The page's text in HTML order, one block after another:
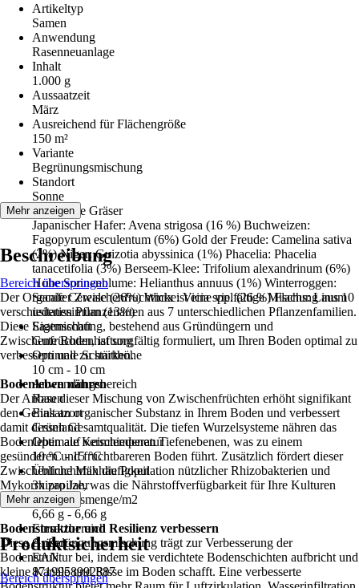
Artikeltyp
Samen
Anwendung
Rasenneuanlage
Inhalt
1.000 g
Aussaatzeit
März
Ausreichend für Flächengröße
150 m²
Variante
Begrünungsmischung
Standort
Sonne
Enthaltene Gräser
Japanischer Hafer: Avena strigosa (16 %) Buchweizen:
Fagopyrum esculentum (6%) Gold der Freude: Camelina sativa
(2%) Niger: Guizotia abyssinica (1%) Phacelia: Phacelia
tanacetifolia (3%) Berseem-Klee: Trifolium alexandrinum (6%)
Hohe Sonnenblume: Helianthus annuus (1%) Winterroggen:
Secale Cereale (26%) Wicke: Vicia spp. (26 %) Flachs: Linum
usitatissimum (13%)
Eigenschaft
Gute Bodenhaftung
Optimale Schnitthöhe
10 cm - 10 cm
Anwendungsbereich
Rasen
Einsatzort
Grünland
Optimale Keimtemperatur
10 °C - 15 °C
Übliche Mähhäufigkeit
3x pro Jahr
Aufwandsmenge/m2
6,66 g - 6,66 g
Einsatzbereich
Außen
EAN
8719958992887
Mehr anzeigen
Beschreibung
Bereich überspringen
Der Organifer Zwischenfruchtmix ist eine vielfältige Mischung aus 10
verschiedenen Pflanzenarten aus 7 unterschiedlichen Pflanzenfamilien.
Diese Saatmischung, bestehend aus Gründüngern und
Zwischenfrüchten, ist sorgfältig formuliert, um Ihren Boden optimal zu
verbessern und zu stärken.
Bodenleben nähren
Der Anbau dieser Mischung von Zwischenfrüchten erhöht signifikant
den Gehalt an organischer Substanz in Ihrem Boden und verbessert
damit dessen Gesamtqualität. Die tiefen Wurzelsysteme nähren das
Bodenleben auf verschiedenen Tiefenebenen, was zu einem
gesünderen und fruchtbareren Boden führt. Zusätzlich fördert dieser
Zwischenfruchtmix die Population nützlicher Rhizobakterien und
Mykorrhizapilze, was die Nährstoffverfügbarkeit für Ihre Kulturen
verbessert.
Bodenstruktur und Resilienz verbessern
Diese Gründüngungsmischung trägt zur Verbesserung der
Bodenstruktur bei, indem sie verdichtete Bodenschichten aufbricht und
kleine Kanäle und Risse im Boden schafft. Eine verbesserte
Mehr anzeigen
Produktsicherheit
Bereich überspringen